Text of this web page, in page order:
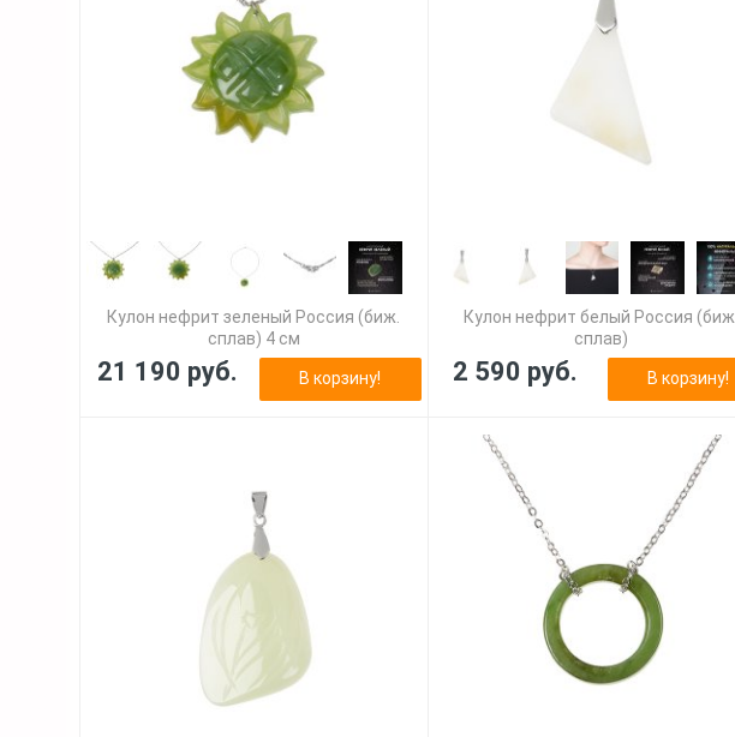
Кулон нефрит зеленый Россия (биж.
сплав) 4 см
21 190 руб. В корзину!
Кулон нефрит белый Россия (биж.
сплав)
2 590 руб. В корзину!